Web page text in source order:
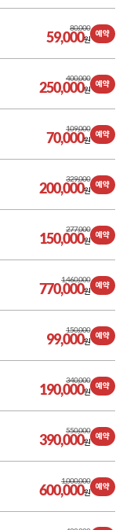
80,000
59,000원
예약
400,000
250,000원
예약
109,000
70,000원
예약
329,000
200,000원
예약
277,000
150,000원
예약
1,460,000
770,000원
예약
150,000
99,000원
예약
340,000
190,000원
예약
550,000
390,000원
예약
1,000,000
600,000원
예약